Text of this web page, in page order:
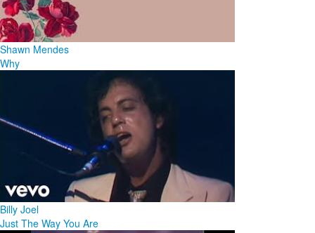
Shawn Mendes
Why
Billy Joel
Just The Way You Are